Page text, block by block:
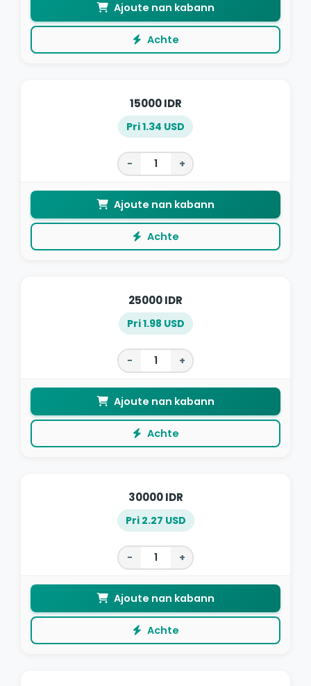
Ajoute nan kabann
Achte
15000 IDR
Pri 1.34 USD
− +
Ajoute nan kabann
Achte
25000 IDR
Pri 1.98 USD
− +
Ajoute nan kabann
Achte
30000 IDR
Pri 2.27 USD
− +
Ajoute nan kabann
Achte